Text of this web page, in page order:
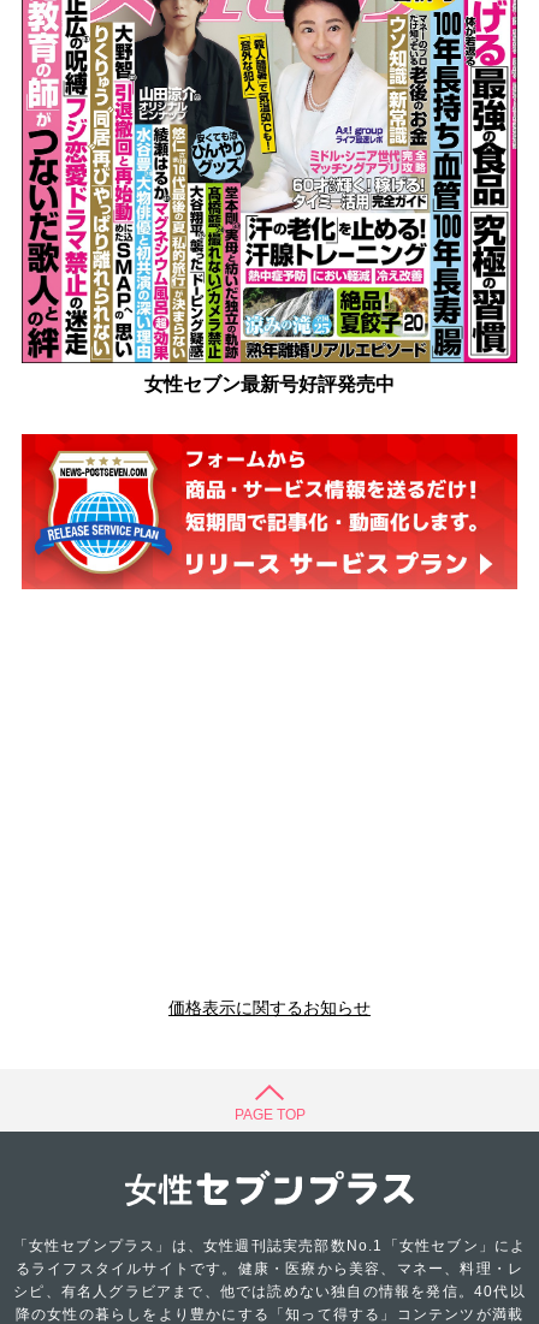
女性セブン最新号好評発売中
価格表示に関するお知らせ
PAGE TOP
「女性セブンプラス」は、女性週刊誌実売部数No.1「女性セブン」によ
るライフスタイルサイトです。健康・医療から美容、マネー、料理・レ
シピ、有名人グラビアまで、他では読めない独自の情報を発信。40代以
降の女性の暮らしをより豊かにする「知って得する」コンテンツが満載